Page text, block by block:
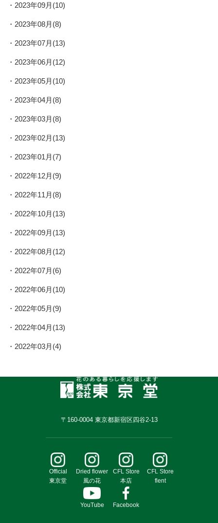
2023年09月(10)
2023年08月(8)
2023年07月(13)
2023年06月(12)
2023年05月(10)
2023年04月(8)
2023年03月(8)
2023年02月(13)
2023年01月(7)
2022年12月(9)
2022年11月(8)
2022年10月(13)
2022年09月(13)
2022年08月(12)
2022年07月(6)
2022年06月(10)
2022年05月(9)
2022年04月(13)
2022年03月(4)
〒160-0004 東京都新宿区四谷2-13
Official
東京堂
Dried flower
風の花
CFL Store
本店
CFL Store
flent
YouTube Facebook